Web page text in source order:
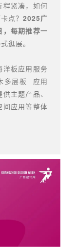
程紧凑，如何
点？ 2025广
，每期推荐一
逛展。
板应用服务
多层板
应用
主题产品、
间应用等整体